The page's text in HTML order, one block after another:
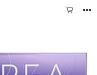

